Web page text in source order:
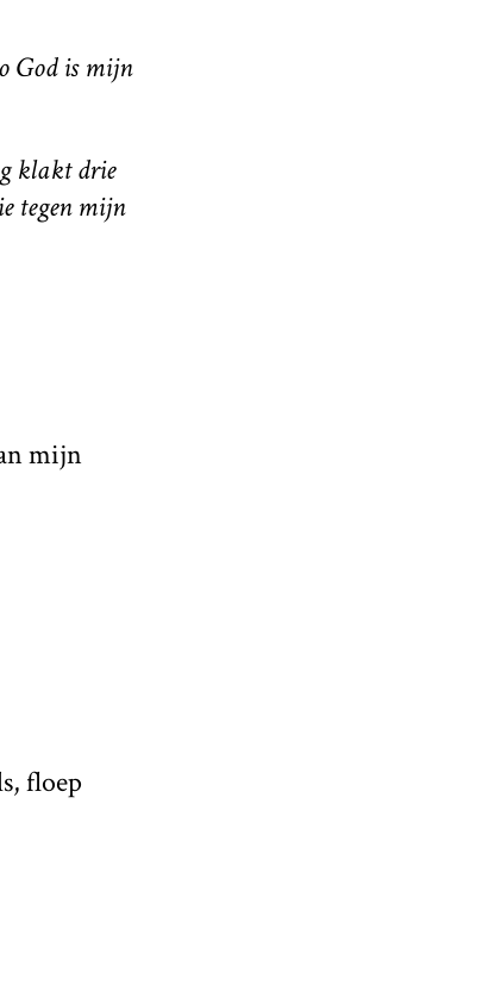
God is mijn
klakt drie
tegen mijn
mijn
floep